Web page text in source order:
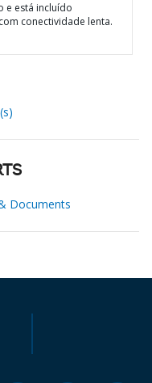
e está incluído
conectividade lenta.
Documents